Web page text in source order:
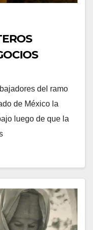
del ramo
de México la
luego de que la